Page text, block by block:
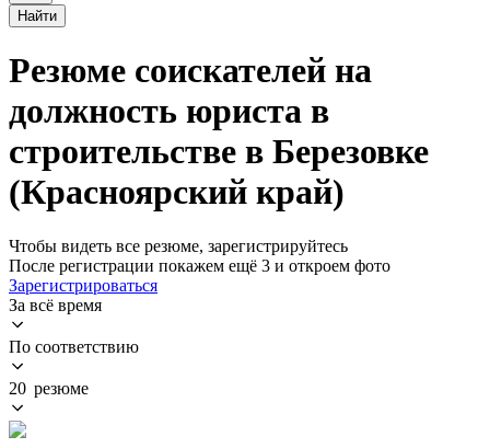
Найти
Резюме соискателей на
должность юриста в
строительстве в Березовке
(Красноярский край)
Чтобы видеть все резюме, зарегистрируйтесь
После регистрации покажем ещё 3 и откроем фото
Зарегистрироваться
За всё время
По соответствию
20 резюме